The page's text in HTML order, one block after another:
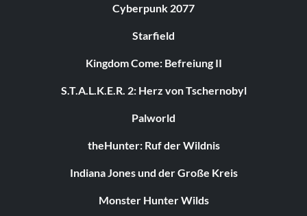
Cyberpunk 2077
Starfield
Kingdom Come: Befreiung II
S.T.A.L.K.E.R. 2: Herz von Tschernobyl
Palworld
theHunter: Ruf der Wildnis
Indiana Jones und der Große Kreis
Monster Hunter Wilds